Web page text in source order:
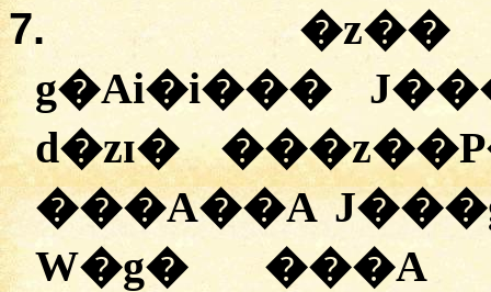
7.
�z��
g�Ai�i���
d�zɪ�
���A��A
W�g� ���A